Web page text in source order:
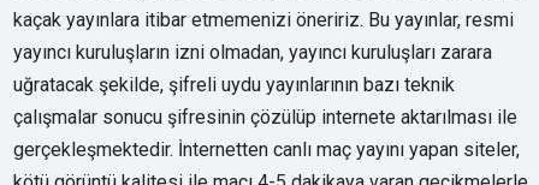
kaçak yayınlara itibar etmemenizi öneririz. Bu yayınlar, resmi
yayıncı kuruluşların izni olmadan, yayıncı kuruluşları zarara
uğratacak şekilde, şifreli uydu yayınlarının bazı teknik
çalışmalar sonucu şifresinin çözülüp internete aktarılması ile
gerçekleşmektedir. İnternetten canlı maç yayını yapan siteler,